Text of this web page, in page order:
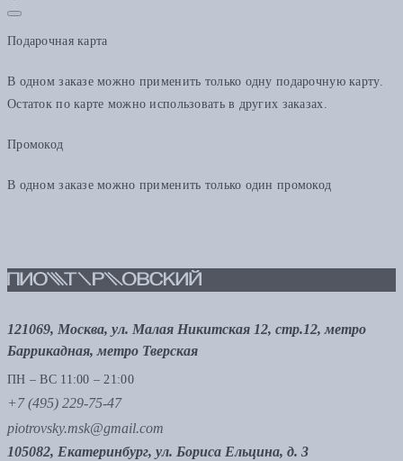
Подарочная карта
В одном заказе можно применить только одну подарочную карту.
Остаток по карте можно использовать в других заказах.
Промокод
В одном заказе можно применить только один промокод
121069, Москва, ул. Малая Никитская 12, стр.12, метро
Баррикадная, метро Тверская
ПН – ВС 11:00 – 21:00
+7 (495) 229-75-47
piotrovsky.msk@gmail.com
105082, Екатеринбург, ул. Бориса Ельцина, д. 3